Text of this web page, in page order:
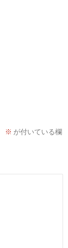
※ が付いている欄